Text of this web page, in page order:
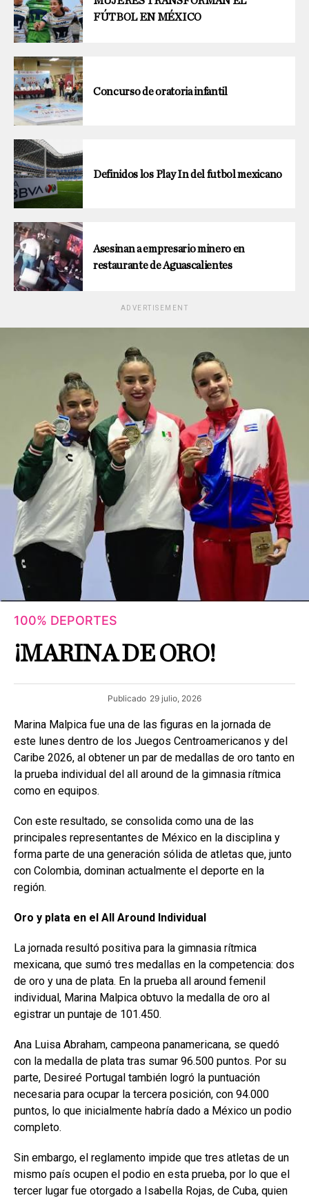
FÚTBOL EN MÉXICO
Concurso de oratoria infantil
Definidos los Play In del futbol mexicano
Asesinan a empresario minero en
restaurante de Aguascalientes
ADVERTISEMENT
100% DEPORTES
¡MARINA DE ORO!
Publicado 29 julio, 2026
Marina Malpica fue una de las figuras en la jornada de
este lunes dentro de los Juegos Centroamericanos y del
Caribe 2026, al obtener un par de medallas de oro tanto en
la prueba individual del all around de la gimnasia rítmica
como en equipos.
Con este resultado, se consolida como una de las
principales representantes de México en la disciplina y
forma parte de una generación sólida de atletas que, junto
con Colombia, dominan actualmente el deporte en la
región.
Oro y plata en el All Around Individual
La jornada resultó positiva para la gimnasia rítmica
mexicana, que sumó tres medallas en la competencia: dos
de oro y una de plata. En la prueba all around femenil
individual, Marina Malpica obtuvo la medalla de oro al
egistrar un puntaje de 101.450.
Ana Luisa Abraham, campeona panamericana, se quedó
con la medalla de plata tras sumar 96.500 puntos. Por su
parte, Desireé Portugal también logró la puntuación
necesaria para ocupar la tercera posición, con 94.000
puntos, lo que inicialmente habría dado a México un podio
completo.
Sin embargo, el reglamento impide que tres atletas de un
mismo país ocupen el podio en esta prueba, por lo que el
tercer lugar fue otorgado a Isabella Rojas, de Cuba, quien